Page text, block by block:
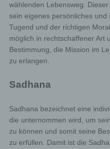
wählenden Lebensweg.
sein eigenes persönliches
Tugend und der richtigen
möglich in rechtschaffener Art
Bestimmung, die Mission im
zu erlangen.
Sadhana
Sadhana bezeichnet eine
die unternommen wird, um
zu können und somit seine
zu erfüllen. Damit ist die